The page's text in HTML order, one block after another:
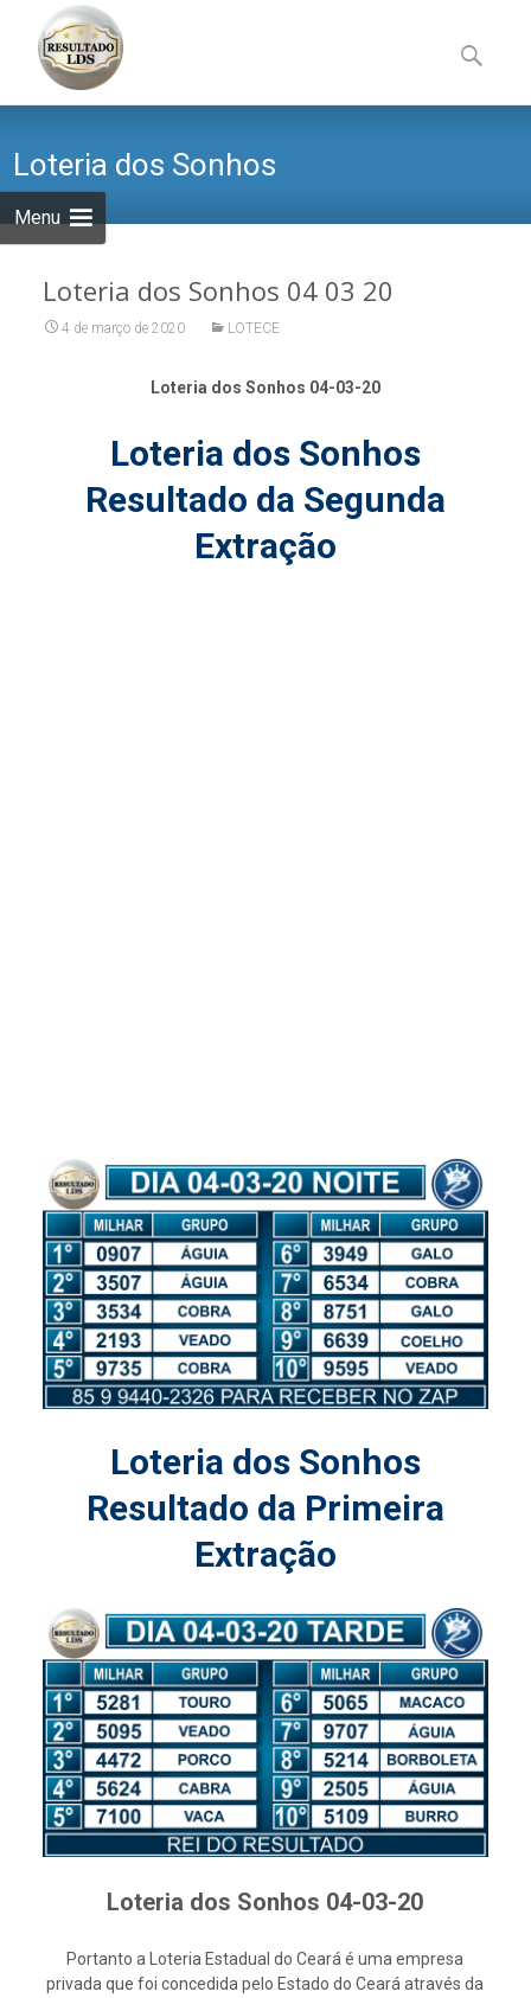
Menu
to
content
por:
Loteria dos Sonhos
Loteria dos Sonhos 04 03 20
4 de março de 2020 LOTECE
Loteria dos Sonhos 04-03-20
Loteria dos Sonhos
Resultado da Segunda
Extração
Loteria dos Sonhos
Resultado da Primeira
Extração
Loteria dos Sonhos 04-03-20
Portanto a Loteria Estadual do Ceará é uma empresa
privada que foi concedida pelo Estado do Ceará através da